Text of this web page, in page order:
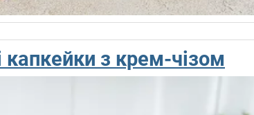
капкейки з крем-чізом